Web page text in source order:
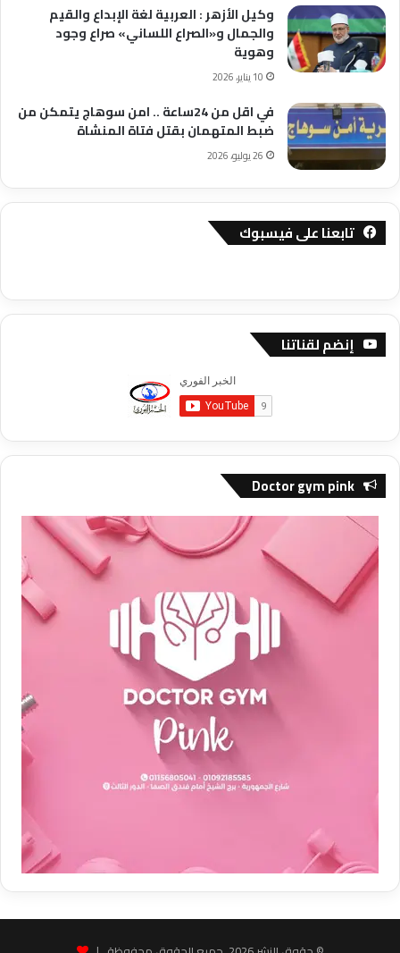
وكيل الأزهر : العربية لغة الإبداع والقيم
والجمال و«الصراع اللساني» صراع وجود
وهوية
10 يناير، 2026
في اقل من 24ساعة .. امن سوهاج يتمكن من
ضبط المتهمان بقتل فتاة المنشاة
26 يوليو، 2026
تابعنا على فيسبوك
إنضم لقناتنا
Doctor gym pink